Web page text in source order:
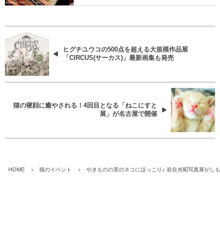
ヒグチユウコの500点を超える大規模作品展
「CIRCUS(サーカス)」最新画集も発売
猫の寝顔に癒やされる！4回目となる「ねこにすと
展」が名古屋で開催
HOME 猫のイベント やきものの里のネコにほっこり♪ 岩合光昭写真展がし